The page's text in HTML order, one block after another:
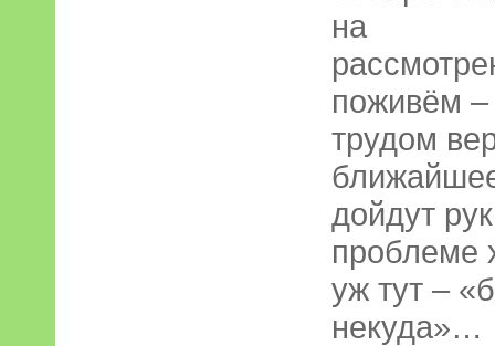
на
поживём
трудом
дойдут
проблеме
уж тут –
некуда»…